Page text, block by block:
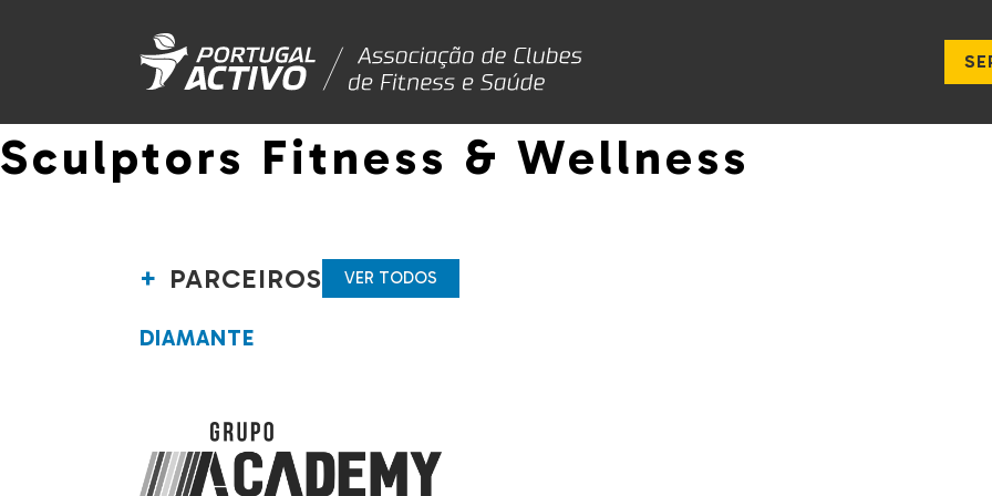
Sculptors Fitness & Wellness
PARCEIROS VER TODOS
DIAMANTE